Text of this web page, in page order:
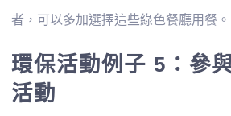
者，可以多加選擇這些綠色餐廳用餐。
環保活動例子 5：參
活動